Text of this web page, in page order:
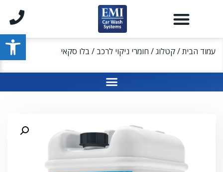
פתח
עמוד הבית/קטלוג/ חומרי ניקוי לרכב / בלו סקאי